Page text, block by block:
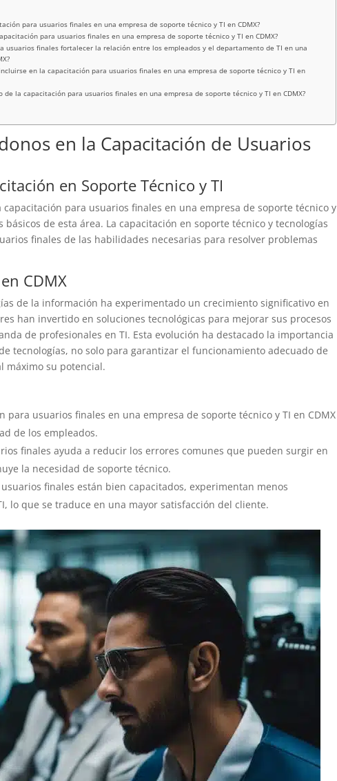
para usuarios finales en una empresa de soporte técnico y TI en CDMX?
para usuarios finales en una empresa de soporte técnico y TI en CDMX?
usuarios finales fortalecer la relación entre los empleados y el departamento de TI en una
en la capacitación para usuarios finales en una empresa de soporte técnico y TI en
de la capacitación para usuarios finales en una empresa de soporte técnico y TI en CDMX?
en la Capacitación de Usuarios
en Soporte Técnico y TI
para usuarios finales en una empresa de soporte técnico y
de esta área. La capacitación en soporte técnico y tecnologías
finales de las habilidades necesarias para resolver problemas
CDMX
de la información ha experimentado un crecimiento significativo en
han invertido en soluciones tecnológicas para mejorar sus procesos
de profesionales en TI. Esta evolución ha destacado la importancia
tecnologías, no solo para garantizar el funcionamiento adecuado de
máximo su potencial.
para usuarios finales en una empresa de soporte técnico y TI en CDMX
de los empleados.
finales ayuda a reducir los errores comunes que pueden surgir en
la necesidad de soporte técnico.
finales están bien capacitados, experimentan menos
lo que se traduce en una mayor satisfacción del cliente.